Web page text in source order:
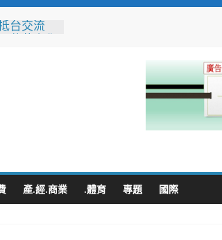
台交流
王惠美
聯合捐贈
全自動
平台
現全攻略
產.經.商業 .體育 專題 國際